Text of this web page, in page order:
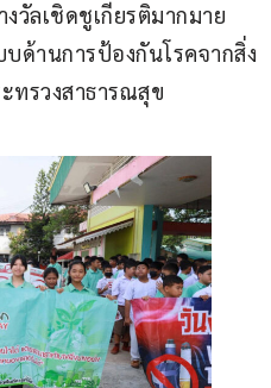
วัลเชิดชูเกียรติมากมาย
บด้านการป้องกันโรคจากสิ่ง
ทรวงสาธารณสุข